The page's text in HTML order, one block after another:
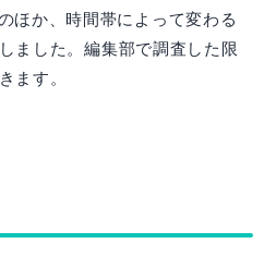
ほか、時間帯によって変わる
ました。編集部で調査した限
ます。